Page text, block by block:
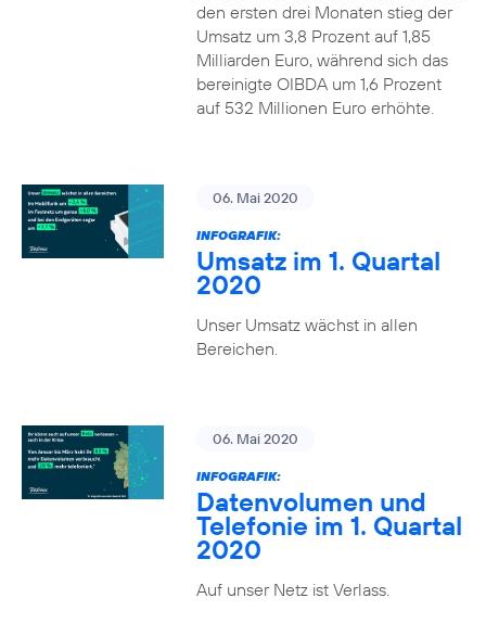
den ersten drei Monaten stieg der
Umsatz um 3,8 Prozent auf 1,85
Milliarden Euro, während sich das
bereinigte OIBDA um 1,6 Prozent
auf 532 Millionen Euro erhöhte.
06. Mai 2020
INFOGRAFIK:
Umsatz im 1. Quartal
2020
Unser Umsatz wächst in allen
Bereichen.
06. Mai 2020
INFOGRAFIK:
Datenvolumen und
Telefonie im 1. Quartal
2020
Auf unser Netz ist Verlass.